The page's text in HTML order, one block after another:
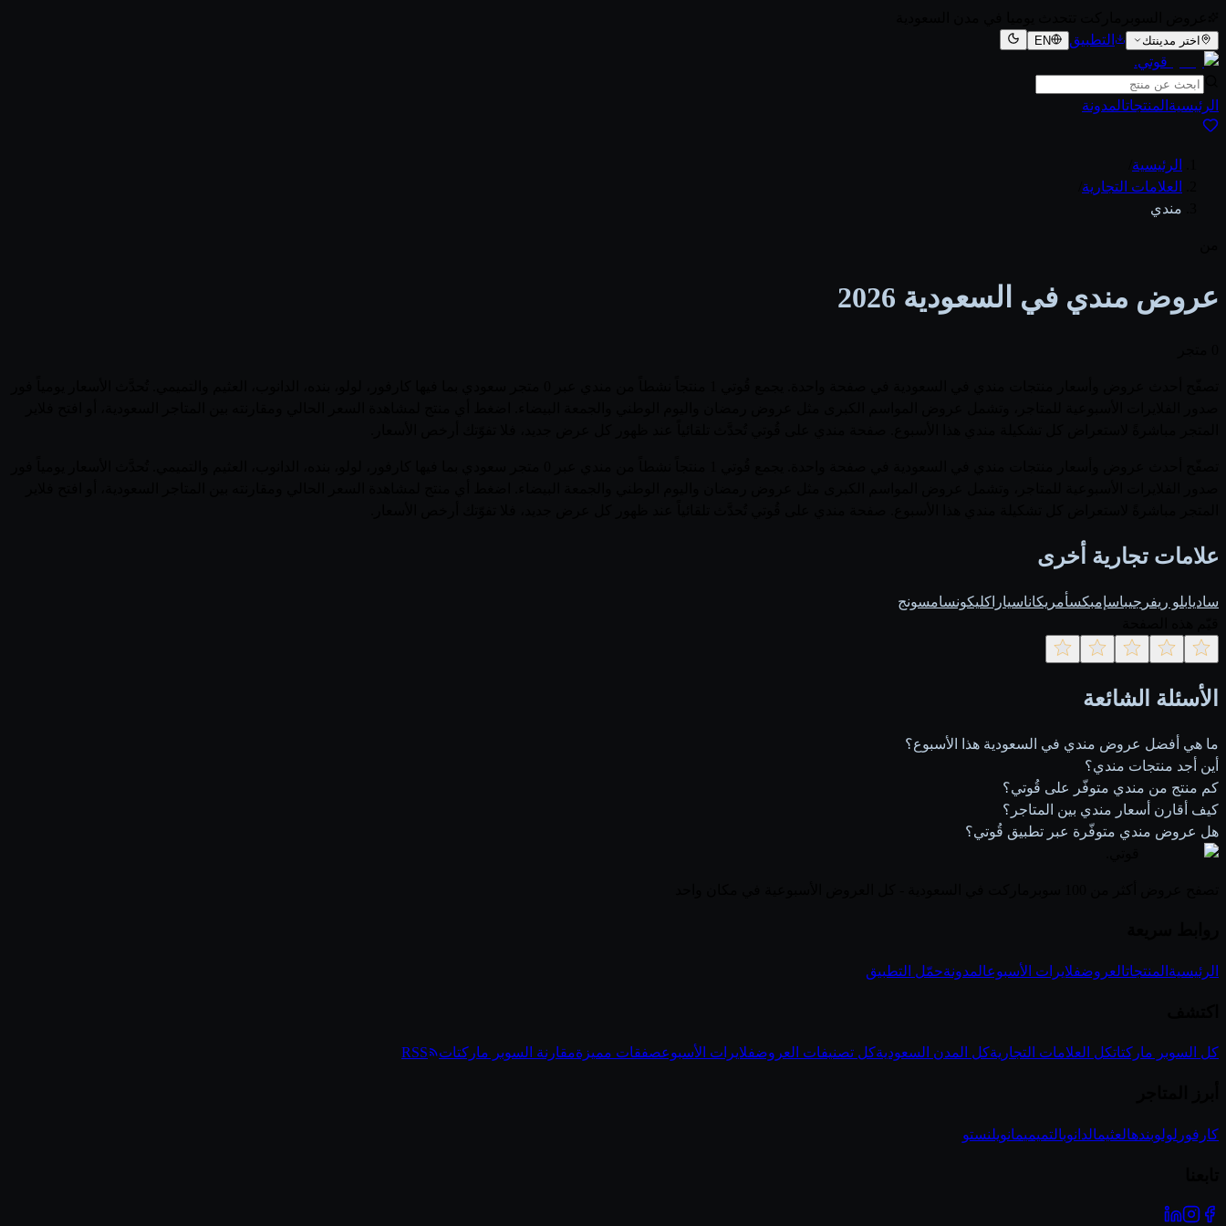
اختر مدينتك التطبيق EN
قوتي.
الرئيسية المنتجاتالمدونة
الرئيسية
العلامات التجارية
مندي
عروض مندي في السعودية 2026
علامات تجارية أخرى
ساديابلو ريفر جيباسإمبكسأمريكاناسيارا كليكونسامسونج
الأسئلة الشائعة
ما هي أفضل عروض مندي في السعودية هذا الأسبوع؟
أين أجد منتجات مندي؟
كم منتج من مندي متوفّر على قُوتي؟
كيف أقارن أسعار مندي بين المتاجر؟
هل عروض مندي متوفّرة عبر تطبيق قُوتي؟
الرئيسية المنتجاتالعروضفلايرات الأسبوعالمدونةحمّل التطبيق
كل السوبر ماركتاتكل العلامات التجاريةكل المدن السعوديةكل تصنيفات العروضفلايرات الأسبوعصفقات مميزةمقارنة السوبر ماركتات RSS
كارفور لولوبندهالعثيمالدانوبالتميميمانويلنستو